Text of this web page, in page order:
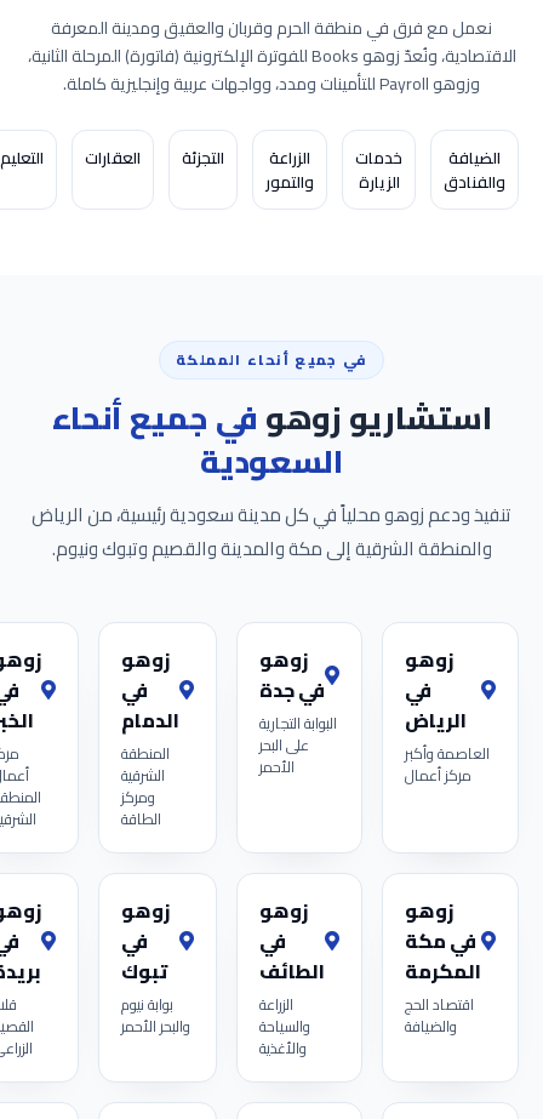
نعمل مع فرق في منطقة الحرم وقربان والعقيق ومدينة المعرفة
الاقتصادية، ونُعدّ زوهو Books للفوترة الإلكترونية (فاتورة) المرحلة الثانية،
وزوهو Payroll للتأمينات ومدد، وواجهات عربية وإنجليزية كاملة.
الضيافة
والفنادق
خدمات
الزيارة
الزراعة
والتمور
التجزئة العقارات التعليم
في جميع أنحاء المملكة
استشاريو زوهوفي جميع أنحاء
السعودية
تنفيذ ودعم زوهو محلياً في كل مدينة سعودية رئيسية، من الرياض
والمنطقة الشرقية إلى مكة والمدينة والقصيم وتبوك ونيوم.
زوهو
في
الرياض
العاصمة وأكبر
مركز أعمال
زوهو
في جدة
البوابة التجارية
على البحر
الأحمر
زوهو
في
الدمام
المنطقة
الشرقية
ومركز
الطاقة
زوهو
في مكة
المكرمة
اقتصاد الحج
والضيافة
زوهو
في
الطائف
الزراعة
والسياحة
والأغذية
زوهو
في
تبوك
بوابة نيوم
والبحر الأحمر